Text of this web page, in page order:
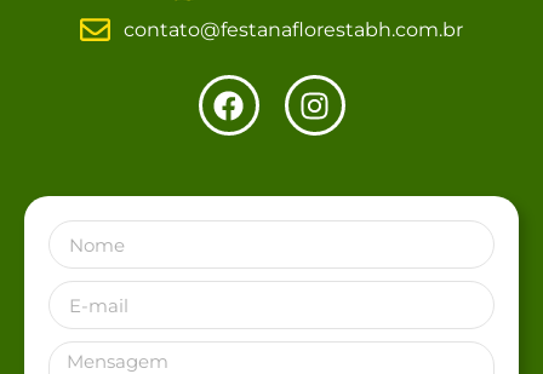
contato@festanaflorestabh.com.br